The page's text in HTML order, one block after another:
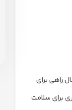
راهی برای
برای سلامت